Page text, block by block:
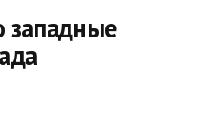
западные